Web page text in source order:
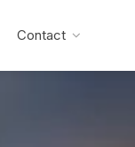
Contact